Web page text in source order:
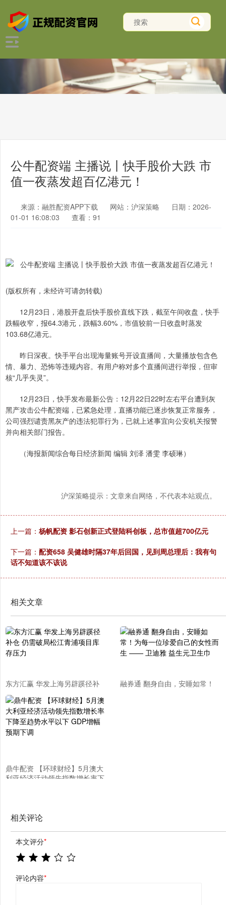
公牛配资端 主播说丨快手股价大跌 市
值一夜蒸发超百亿港元！
来源：融胜配资APP下载 网站：沪深策略
日期：2026-
01-01 16:08:03
查看：91
(版权所有，未经许可请勿转载)
12月23日，港股开盘后快手股价直线下跌，截至午间收盘，快手
跌幅收窄，报64.3港元，跌幅3.60%，市值较前一日收盘时蒸发
103.68亿港元。
昨日深夜。快手平台出现海量账号开设直播间，大量播放包含色
情、暴力、恐怖等违规内容。有用户称对多个直播间进行举报，但审
核“几乎失灵”。
12月23日，快手发布最新公告：12月22日22时左右平台遭到灰
黑产攻击公牛配资端，已紧急处理，直播功能已逐步恢复正常服务，
公司强烈谴责黑灰产的违法犯罪行为，已就上述事宜向公安机关报警
并向相关部门报告。
（海报新闻综合每日经济新闻 编辑 刘泽 潘雯 李硕琳）
沪深策略提示：文章来自网络，不代表本站观点。
上一篇： 杨帆配资 影石创新正式登陆科创板，总市值超700亿元
下一篇： 配资658 吴健雄时隔37年后回国，见到周总理后：我有句
话不知道该不该说
相关文章
东方汇赢 华发上海另辟蹊径补
仓 仍需破局松江青浦项目库存
压力
融券通 翻身自由，安睡如常！
鼎牛配资 【环球财经】5月澳大
利亚经济活动领先指数增长率下
相关评论
本文评分*
评论内容*